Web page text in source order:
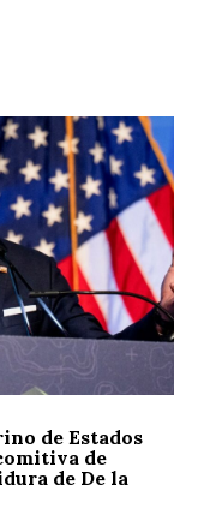
de Estados
de
de De la